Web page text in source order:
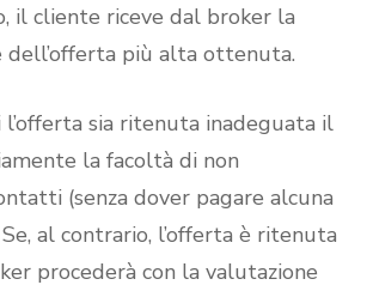
il cliente riceve dal broker la
dell’offerta più alta ottenuta.
l’offerta sia ritenuta inadeguata il
la facoltà di non
(senza dover pagare alcuna
al contrario, l’offerta è ritenuta
procederà con la valutazione